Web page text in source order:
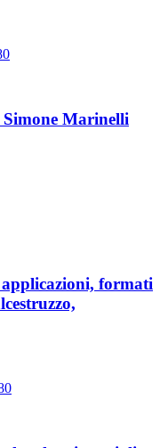
Marinelli
applicazioni, formati